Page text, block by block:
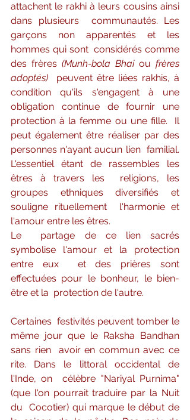
attachent le rakhi à leurs cousins ​​ainsi
dans plusieurs  communautés. Les
garçons non apparentés et les
hommes qui sont  considérés comme
des frères (Munh-bola Bhai ou frères
adoptés)
  peuvent être liées rakhis, à
condition qu'ils s'engagent à une
obligation continue de fournir une
protection à la femme ou une fille.  Il
peut également être réaliser par des
personnes n'ayant aucun lien  familial.
L'essentiel étant de rassembles les
êtres à travers les  religions, les
groupes ethniques diversifiés et
souligne rituellement  l'harmonie et
l'amour entre les êtres.
Le  partage de ce lien sacrés
symbolise l'amour et la protection
entre eux  et des prières sont
effectuées pour le bonheur, le bien-
être et la  protection de l'autre.
Certaines  festivités peuvent tomber le
même jour que le Raksha Bandhan
sans rien  avoir en commun avec ce
rite. Dans le littoral occidental de
l'Inde, on  célèbre "Nariyal Purnima"
(que l'on pourrait traduire par la Nuit
du  Cocotier) qui marque le début de